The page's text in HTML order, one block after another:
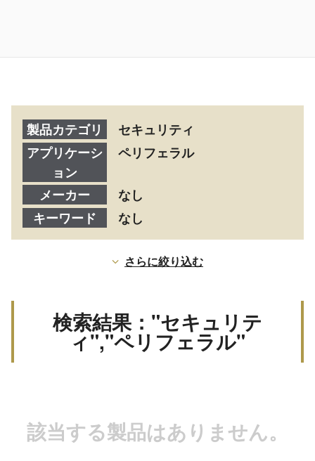
製品カテゴリ
セキュリティ
アプリケーシ
ョン
ペリフェラル
メーカー
なし
キーワード
なし
さらに絞り込む
検索結果："セキュリテ
ィ","ペリフェラル"
該当する製品はありません。